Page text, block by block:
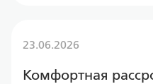
23.06.2026
Комфортная